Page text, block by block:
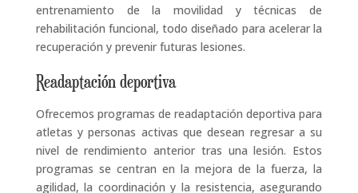
entrenamiento de la movilidad y técnicas de
rehabilitación funcional, todo diseñado para acelerar la
recuperación y prevenir futuras lesiones.
Readaptación deportiva
Ofrecemos programas de readaptación deportiva para
atletas y personas activas que desean regresar a su
nivel de rendimiento anterior tras una lesión. Estos
programas se centran en la mejora de la fuerza, la
agilidad, la coordinación y la resistencia, asegurando